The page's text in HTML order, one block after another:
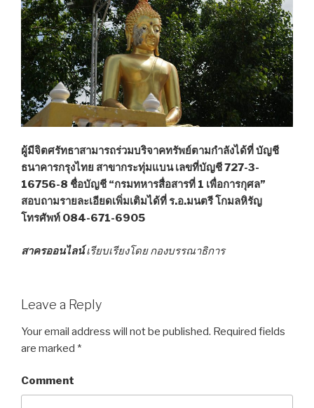
ผู้มีจิตศรัทธาสามารถร่วมบริจาคทรัพย์ตามกำลังได้ที่ บัญชี
ธนาคารกรุงไทย สาขากระทุ่มแบน เลขที่บัญชี 727-3-
16756-8 ชื่อบัญชี “กรมทหารสื่อสารที่ 1 เพื่อการกุศล”
สอบถามรายละเอียดเพิ่มเติมได้ที่ ร.อ.มนตรี โกมลหิรัญ
โทรศัพท์ 084-671-6905
สาครออนไลน์เรียบเรียงโดย กองบรรณาธิการ
Leave a Reply
Your email address will not be published. Required fields
are marked *
Comment